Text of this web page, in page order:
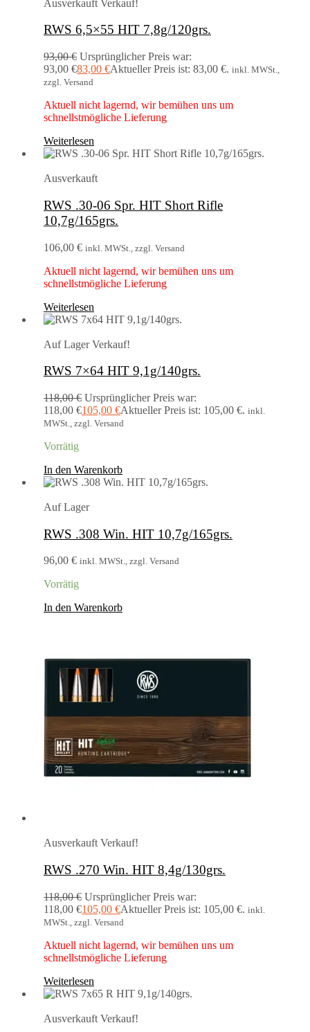
Ausverkauft Verkauf!
RWS 6,5×55 HIT 7,8g/120grs.
93,00€ Ursprünglicher Preis war:
93,00 €83,00 €Aktueller Preis ist: 83,00 €. inkl. MWSt.,
zzgl. Versand
Aktuell nicht lagernd, wir bemühen uns um
schnellstmögliche Lieferung
Weiterlesen
Ausverkauft
RWS .30-06 Spr. HIT Short Rifle
10,7g/165grs.
106,00 € inkl. MWSt., zzgl. Versand
Aktuell nicht lagernd, wir bemühen uns um
schnellstmögliche Lieferung
Weiterlesen
Auf Lager Verkauf!
RWS 7×64 HIT 9,1g/140grs.
118,00€ Ursprünglicher Preis war:
118,00 €105,00 €Aktueller Preis ist: 105,00 €. inkl.
MWSt., zzgl. Versand
Vorrätig
In den Warenkorb
Auf Lager
RWS .308 Win. HIT 10,7g/165grs.
96,00 € inkl. MWSt., zzgl. Versand
Vorrätig
In den Warenkorb
Ausverkauft Verkauf!
RWS .270 Win. HIT 8,4g/130grs.
118,00€ Ursprünglicher Preis war:
118,00 €105,00 €Aktueller Preis ist: 105,00 €. inkl.
MWSt., zzgl. Versand
Aktuell nicht lagernd, wir bemühen uns um
schnellstmögliche Lieferung
Weiterlesen
Ausverkauft Verkauf!